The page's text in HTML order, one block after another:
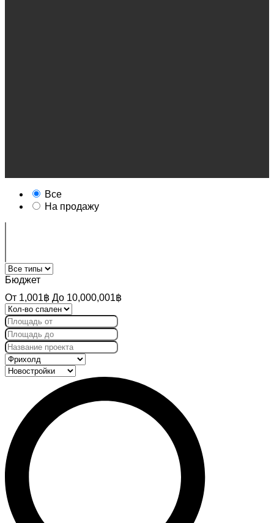
Все
На продажу
Бюджет
От 1,001฿ До 10,000,001฿